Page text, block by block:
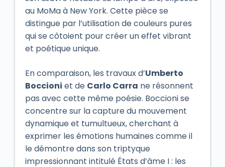
au MoMa à New York. Cette pièce se
distingue par l’utilisation de couleurs pures
qui se côtoient pour créer un effet vibrant
et poétique unique.
En comparaison, les travaux d’Umberto
Boccioni et de Carlo Carra ne résonnent
pas avec cette même poésie. Boccioni se
concentre sur la capture du mouvement
dynamique et tumultueux, cherchant à
exprimer les émotions humaines comme il
le démontre dans son triptyque
impressionnant intitulé États d’âme I : les